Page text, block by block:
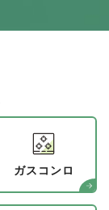
ガスコンロ